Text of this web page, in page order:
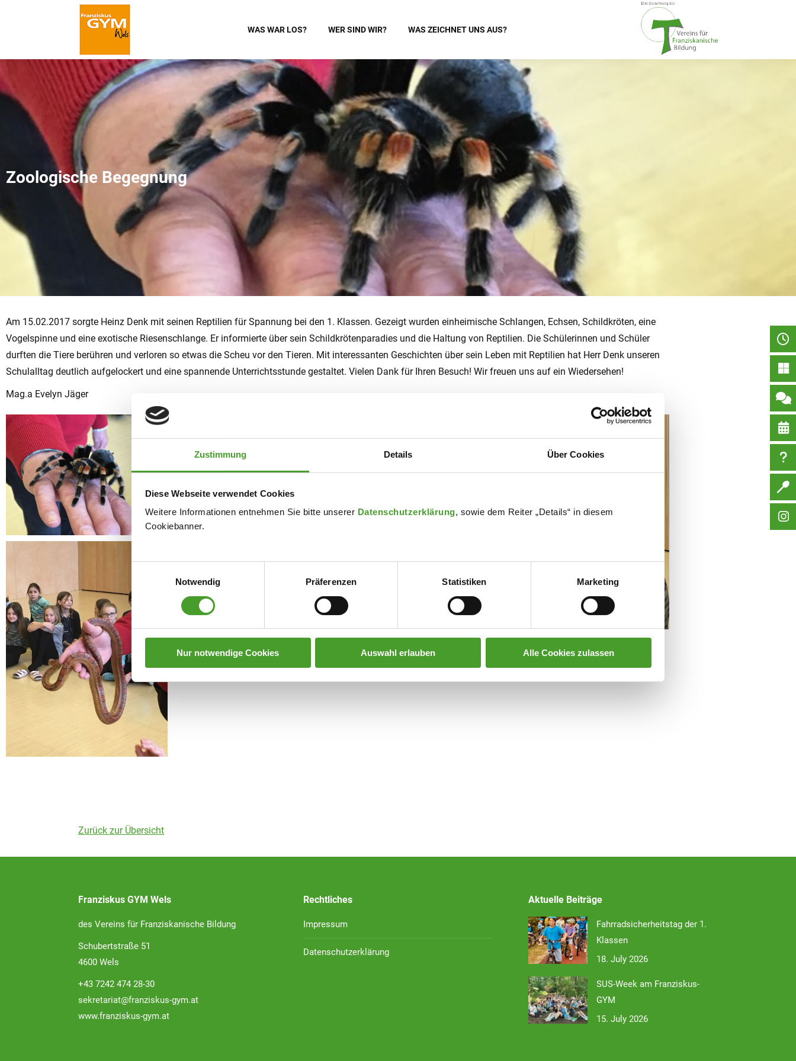
Zustimmung Details Über Cookies
Diese Webseite verwendet Cookies
Weitere Informationen entnehmen Sie bitte unserer Datenschutzerklärung, sowie dem Reiter „Details“ in diesem
Cookiebanner.
Notwendig
Präferenzen Statistiken Marketing
Nur notwendige Cookies Auswahl erlauben Alle Cookies zulassen
WAS WAR LOS? WER SIND WIR? WAS ZEICHNET UNS AUS?
Zoologische Begegnung
Am 15.02.2017 sorgte Heinz Denk mit seinen Reptilien für Spannung bei den 1. Klassen. Gezeigt wurden einheimische Schlangen, Echsen, Schildkröten, eine
Vogelspinne und eine exotische Riesenschlange. Er informierte über sein Schildkrötenparadies und die Haltung von Reptilien. Die Schülerinnen und Schüler
durften die Tiere berühren und verloren so etwas die Scheu vor den Tieren. Mit interessanten Geschichten über sein Leben mit Reptilien hat Herr Denk unseren
Schulalltag deutlich aufgelockert und eine spannende Unterrichtsstunde gestaltet. Vielen Dank für Ihren Besuch! Wir freuen uns auf ein Wiedersehen!
Mag.a Evelyn Jäger
Zurück zur Übersicht
Franziskus GYM Wels
des Vereins für Franziskanische Bildung
Schubertstraße 51
4600 Wels
+43 7242 474 28-30
sekretariat@franziskus-gym.at
www.franziskus-gym.at
Rechtliches
Impressum
Datenschutzerklärung
Aktuelle Beiträge
Fahrradsicherheitstag der 1.
Klassen
18. July 2026
SUS-Week am Franziskus-
GYM
15. July 2026